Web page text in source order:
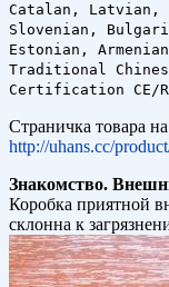
Catalan, Latvian,
Slovenian,
Estonian,
Traditional
Certification CE/
Страничка товара
http://uhans.cc/
Знакомство.
Коробка приятной
склонна к